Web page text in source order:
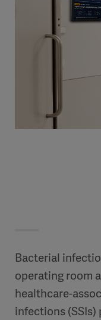
Bacterial
operating room
healthcare-
infections